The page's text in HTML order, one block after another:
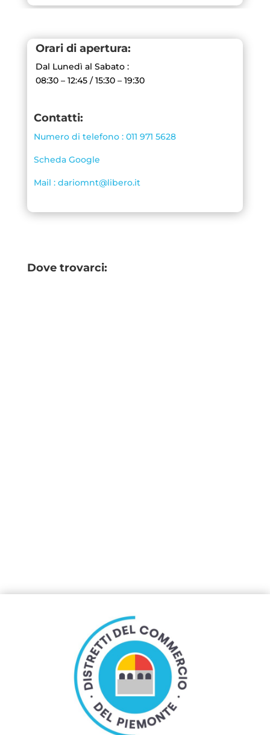
Orari di apertura:
Dal Lunedì al Sabato :
08:30 – 12:45 / 15:30 – 19:30
Contatti:
Numero di telefono : 011 971 5628
Scheda Google
Mail : dariomnt@libero.it
Dove trovarci: